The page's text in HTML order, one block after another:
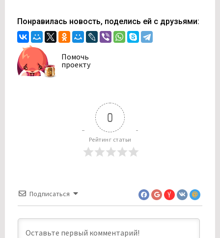
Понравилась новость, поделись ей с друзьями:
Помочь
проекту
0
Рейтинг статьи
Подписаться